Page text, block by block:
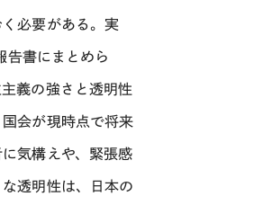
必要がある。実
告書にまとめら
義の強さと透明性
会が現時点で将来
気構えや、緊張感
透明性は、日本の